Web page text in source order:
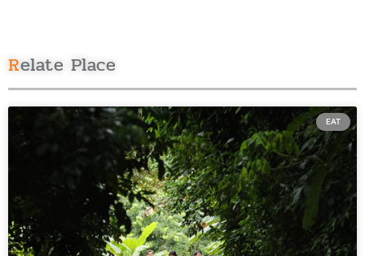
Relate Place
EAT